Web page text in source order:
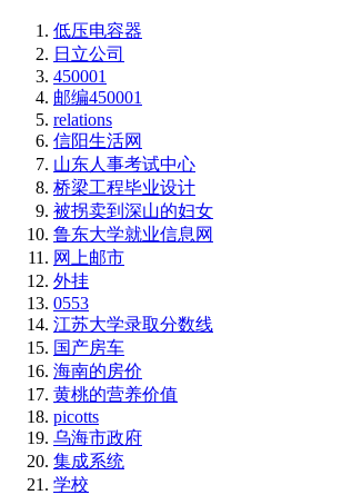
低压电容器
日立公司
450001
邮编450001
relations
信阳生活网
山东人事考试中心
桥梁工程毕业设计
被拐卖到深山的妇女
鲁东大学就业信息网
网上邮市
外挂
0553
江苏大学录取分数线
国产房车
海南的房价
黄桃的营养价值
picotts
乌海市政府
集成系统
学校